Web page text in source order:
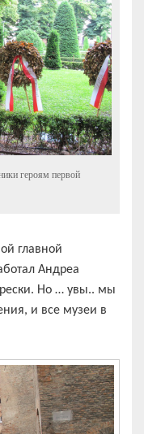
героям первой
главной
Андреа
Но … увы.. мы
и все музеи в